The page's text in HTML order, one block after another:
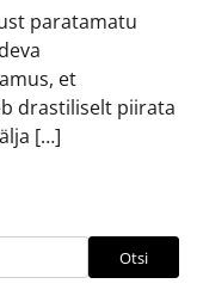
paratamatu
et
drastiliselt piirata
[…]
Otsi